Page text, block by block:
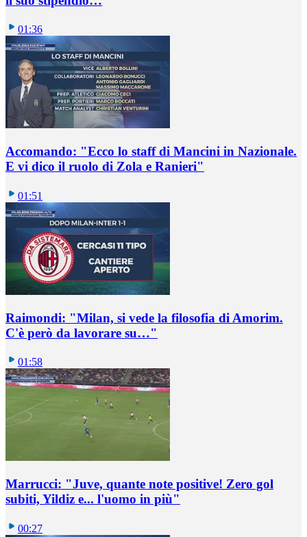
01:36
Accomando: "Ecco lo staff di Mancini in Nazionale.
E vi dico il ruolo di Zola e Ranieri"
01:51
Raimondi: "Milan, si vede la filosofia di Amorim.
C'è però da lavorare su…"
01:58
Marrucci: "Juve, quante note positive! Zero gol
subiti, Yildiz e... l'uomo in più"
00:27